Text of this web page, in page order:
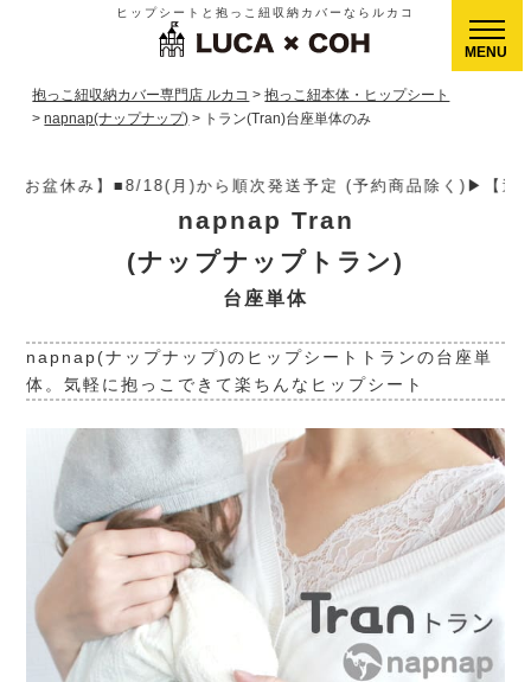
ヒップシートと抱っこ紐収納カバーならルカコ
抱っこ紐収納カバー専門店 ルカコ
抱っこ紐本体・ヒップシート
napnap(ナップナップ)
トラン(Tran)台座単体のみ
(予約商品除く)▶【送料】ゆうパケット400円(全国一律)、
napnap Tran
(ナップナップトラン)
台座単体
napnap(ナップナップ)のヒップシートトランの台座単
体。気軽に抱っこできて楽ちんなヒップシート